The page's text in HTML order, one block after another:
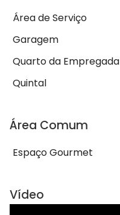
Área de Serviço
Garagem
Quarto da Empregada
Quintal
Área Comum
Espaço Gourmet
Vídeo